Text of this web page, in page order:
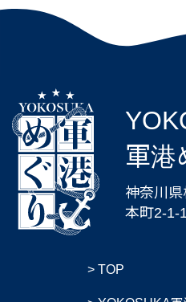
軍港
神奈川
本町2-1-
TOP